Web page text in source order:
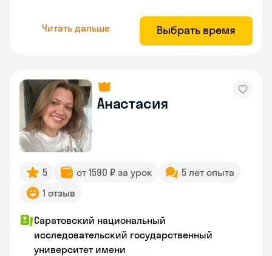
Читать дальше Выбрать время
Анастасия
5 от 1590 ₽ за урок
5 лет опыта
1 отзыв
Саратовский национальный
исследовательский государственный
университет имени